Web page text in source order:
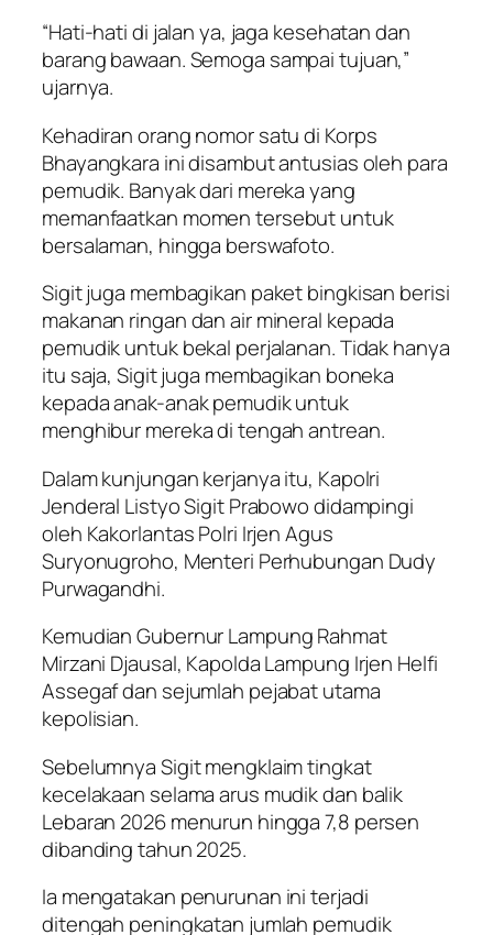
“Hati-hati di jalan ya, jaga kesehatan dan
barang bawaan. Semoga sampai tujuan,”
ujarnya.
Kehadiran orang nomor satu di Korps
Bhayangkara ini disambut antusias oleh para
pemudik. Banyak dari mereka yang
memanfaatkan momen tersebut untuk
bersalaman, hingga berswafoto.
Sigit juga membagikan paket bingkisan berisi
makanan ringan dan air mineral kepada
pemudik untuk bekal perjalanan. Tidak hanya
itu saja, Sigit juga membagikan boneka
kepada anak-anak pemudik untuk
menghibur mereka di tengah antrean.
Dalam kunjungan kerjanya itu, Kapolri
Jenderal Listyo Sigit Prabowo didampingi
oleh Kakorlantas Polri Irjen Agus
Suryonugroho, Menteri Perhubungan Dudy
Purwagandhi.
Kemudian Gubernur Lampung Rahmat
Mirzani Djausal, Kapolda Lampung Irjen Helfi
Assegaf dan sejumlah pejabat utama
kepolisian.
Sebelumnya Sigit mengklaim tingkat
kecelakaan selama arus mudik dan balik
Lebaran 2026 menurun hingga 7,8 persen
dibanding tahun 2025.
Ia mengatakan penurunan ini terjadi
ditengah peningkatan jumlah pemudik